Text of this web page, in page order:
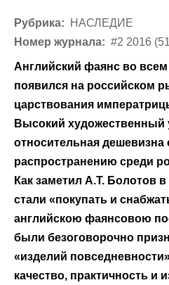
Рубрика:
НАСЛЕДИЕ
Номер журнала: #2 2016
Английский фаянс во
появился на российском
царствования
Высокий художественный
относительная дешевизна
распространению среди
Как заметил А.Т. Болотов в
стали «покупать и
английскою фаянсовою
были безоговорочно
«изделий
качество, практичность и